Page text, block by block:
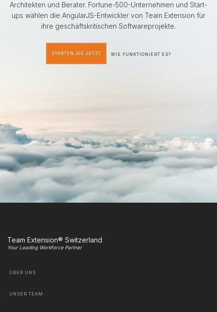
Architekten und Berater. Fortune-500-Unternehmen und Start-
ups wählen die AngularJS-Entwickler von Team Extension für
ihre geschäftskritischen Softwareprojekte.
STARTEN SIE JETZT WIE FUNKTIONIERT ES?
Team Extension® Switzerland
Your Leading Workforce Partner
ÜBER UNS
UNSER TEAM